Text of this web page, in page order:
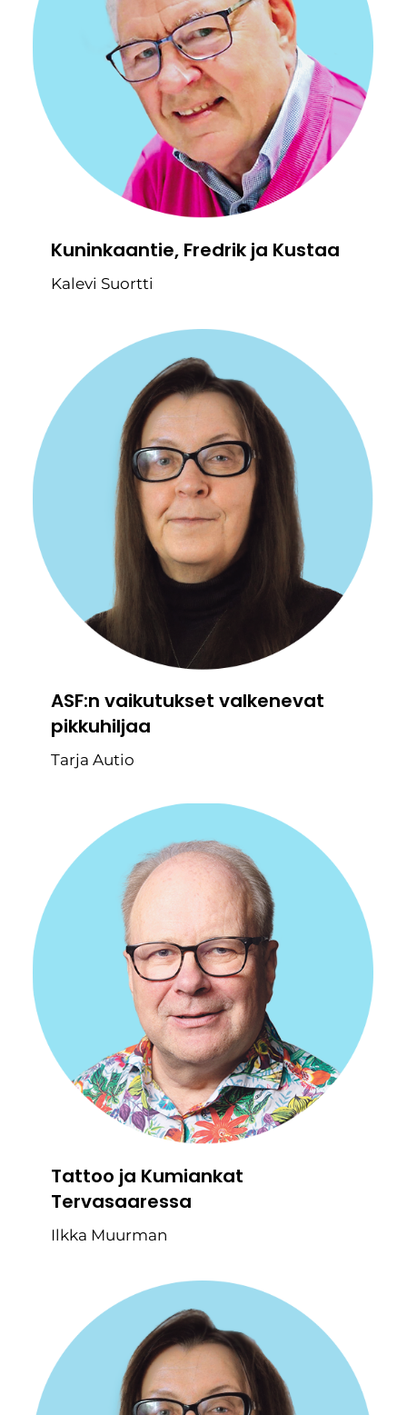
Kuninkaantie, Fredrik ja Kustaa
Kalevi Suortti
ASF:n vaikutukset valkenevat
pikkuhiljaa
Tarja Autio
Tattoo ja Kumiankat
Tervasaaressa
Ilkka Muurman